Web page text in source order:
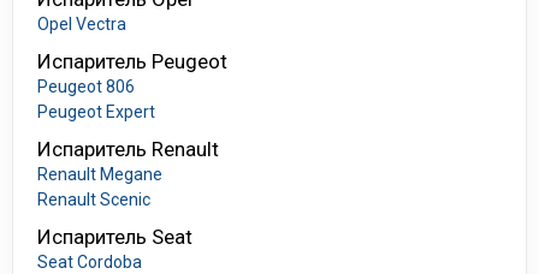
Opel Vectra
Испаритель Peugeot
Peugeot 806
Peugeot Expert
Испаритель Renault
Renault Megane
Renault Scenic
Испаритель Seat
Seat Cordoba